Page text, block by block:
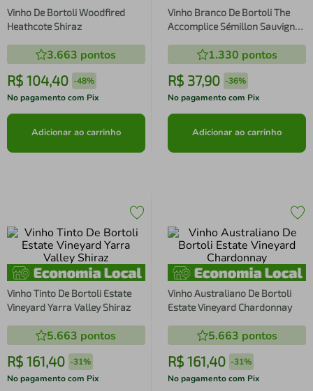
Vinho De Bortoli Woodfired
Heathcote Shiraz
3.663 pontos
R$ 104,40 -48%
No pagamento com Pix
Adicionar ao carrinho
Vinho Branco De Bortoli The
Accomplice Sémillon Sauvignon
1.330 pontos
R$ 37,90 -36%
No pagamento com Pix
Adicionar ao carrinho
Vinho Tinto De Bortoli Estate
Vineyard Yarra Valley Shiraz
5.663 pontos
R$ 161,40 -31%
No pagamento com Pix
Vinho Australiano De Bortoli
Estate Vineyard Chardonnay
5.663 pontos
R$ 161,40 -31%
No pagamento com Pix